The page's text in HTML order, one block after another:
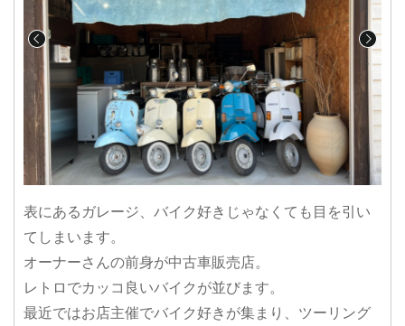
表にあるガレージ、バイク好きじゃなくても目を引い
てしまいます。
オーナーさんの前身が中古車販売店。
レトロでカッコ良いバイクが並びます。
最近ではお店主催でバイク好きが集まり、ツーリング